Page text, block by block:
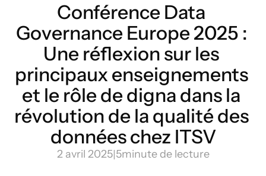
Conférence Data
Governance Europe 2025 :
Une réflexion sur les
principaux enseignements
et le rôle de digna dans la
révolution de la qualité des
données chez ITSV
2 avril 2025|5minute de lecture